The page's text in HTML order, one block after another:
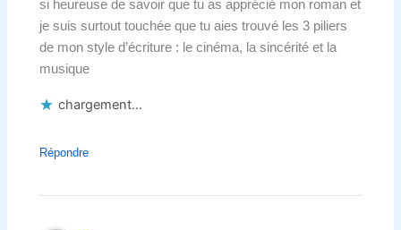
si heureuse de savoir que tu as apprécié mon roman et
je suis surtout touchée que tu aies trouvé les 3 piliers
de mon style d’écriture : le cinéma, la sincérité et la
musique
chargement…
Répondre